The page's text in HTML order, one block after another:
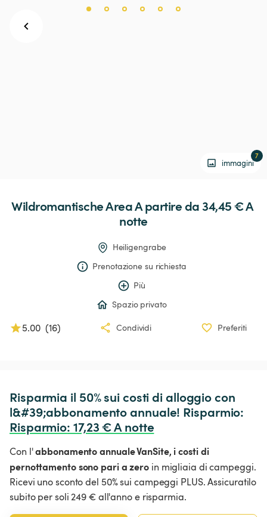
immagini
7
WildromantischeArea A partire da 34,45 € A
notte
Heiligengrabe
Prenotazione su richiesta
Più
Spazio privato
5.00 (16) Condividi Preferiti
Risparmia il 50% sui costi di alloggio con
l&#39;abbonamento annuale! Risparmio:
Risparmio: 17,23 € A notte
Con l'abbonamento annuale VanSite, i costi di
pernottamento sono pari a zero in migliaia di campeggi.
Ricevi uno sconto del 50% sui campeggi PLUS. Assicuratilo
subito per soli 249 € all'anno e risparmia.